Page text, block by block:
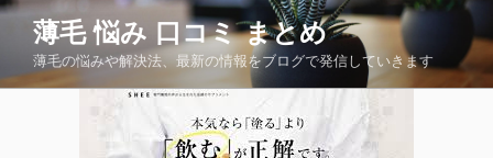
コ
ン
薄毛 悩み 口コミ まとめ
薄毛の悩みや解決法、最新の情報をブログで発信していきます